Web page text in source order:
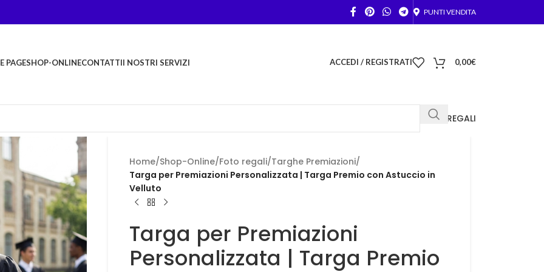
PUNTI VENDITA
PAGESHOP-ONLINECONTATTII NOSTRI SERVIZI ACCEDI / REGISTRATI 0,00€
FOTO REGALI
Home/Shop-Online/Foto regali/Targhe Premiazioni/
Targa per Premiazioni Personalizzata | Targa Premio con Astuccio in
Velluto
Targa per Premiazioni
Personalizzata | Targa Premio